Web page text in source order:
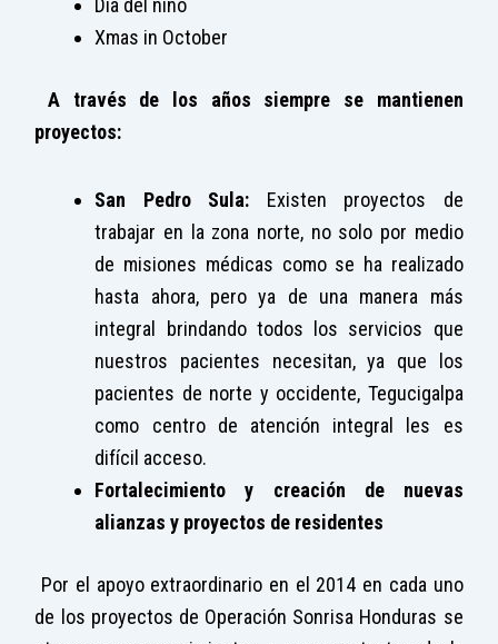
Día del niño
Xmas in October
A través de los años siempre se mantienen
proyectos:
San Pedro Sula: Existen proyectos de
trabajar en la zona norte, no solo por medio
de misiones médicas como se ha realizado
hasta ahora, pero ya de una manera más
integral brindando todos los servicios que
nuestros pacientes necesitan, ya que los
pacientes de norte y occidente, Tegucigalpa
como centro de atención integral les es
difícil acceso.
Fortalecimiento y creación de nuevas
alianzas y proyectos de residentes
Por el apoyo extraordinario en el 2014 en cada uno
de los proyectos de Operación Sonrisa Honduras se